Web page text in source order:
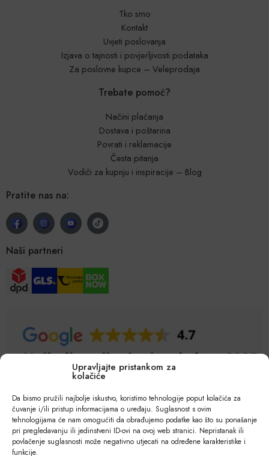
Upravljajte pristankom za
kolačiće
Da bismo pružili najbolje iskustvo, koristimo tehnologije poput kolačića za
čuvanje i/ili pristup informacijama o uređaju. Suglasnost s ovim
tehnologijama će nam omogućiti da obrađujemo podatke kao što su ponašanje
pri pregledavanju ili jedinstveni ID-ovi na ovoj web stranici. Nepristanak ili
povlačenje suglasnosti može negativno utjecati na određene karakteristike i
funkcije.
Tko smo
Kontakt
Uvjeti poslovanja
Izjava o tajnosti i povjerljivosti podataka
Za poslovne kupce – Veleprodaja
Trebate pomoć?
Načini plaćanja
Dostava i poštarina
Povrati i reklamacije
Česta pitanja
Vodiči za kupnju i inspiracije – Blog
Pratite nas na:
Naši partneri